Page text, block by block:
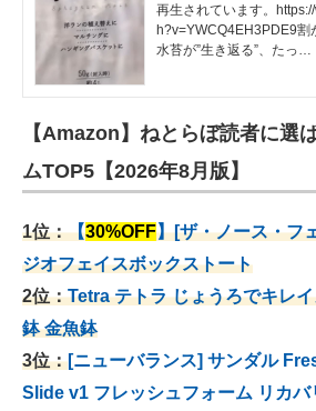
再生されています。
h?v=YWCQ4EH3PDE9
水苔が”生き返る”、たっ…
【Amazon】ねとらぼ読者に選
ムTOP5【2026年8月版】
1位：【30%OFF】[ザ・ノース・フ
ジオフェイスボックストート
2位：Tetra テトラ じょうろでキレ
鉢 金魚鉢
3位：[ニューバランス] サンダル
Slide v1 フレッシュフォーム リカバ